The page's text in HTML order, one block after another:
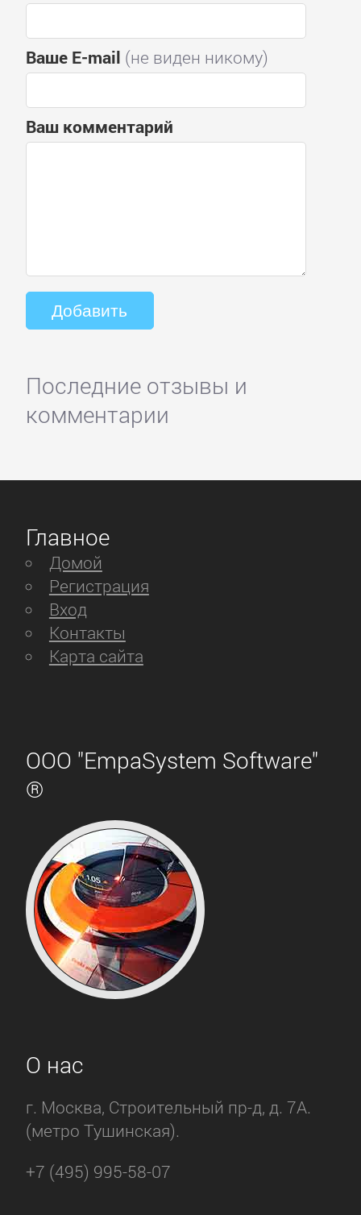
Ваше E-mail (не виден никому)
Ваш комментарий
Последние отзывы и
комментарии
Главное
Домой
Регистрация
Вход
Контакты
Карта сайта
ООО "EmpaSystem Software"
®
О нас
г. Москва, Строительный пр-д, д. 7А.
(метро Тушинская).
+7 (495) 995-58-07